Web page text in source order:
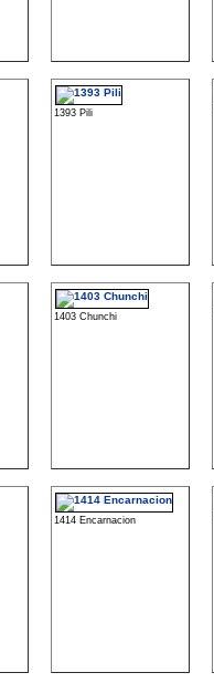
1393 Pili
1403 Chunchi
1414 Encarnacion